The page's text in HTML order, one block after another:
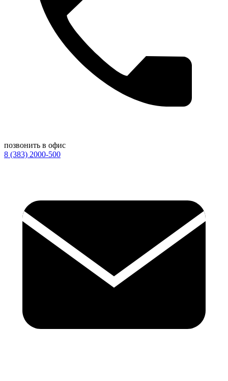
позвонить в офис
8 (383) 2000-500